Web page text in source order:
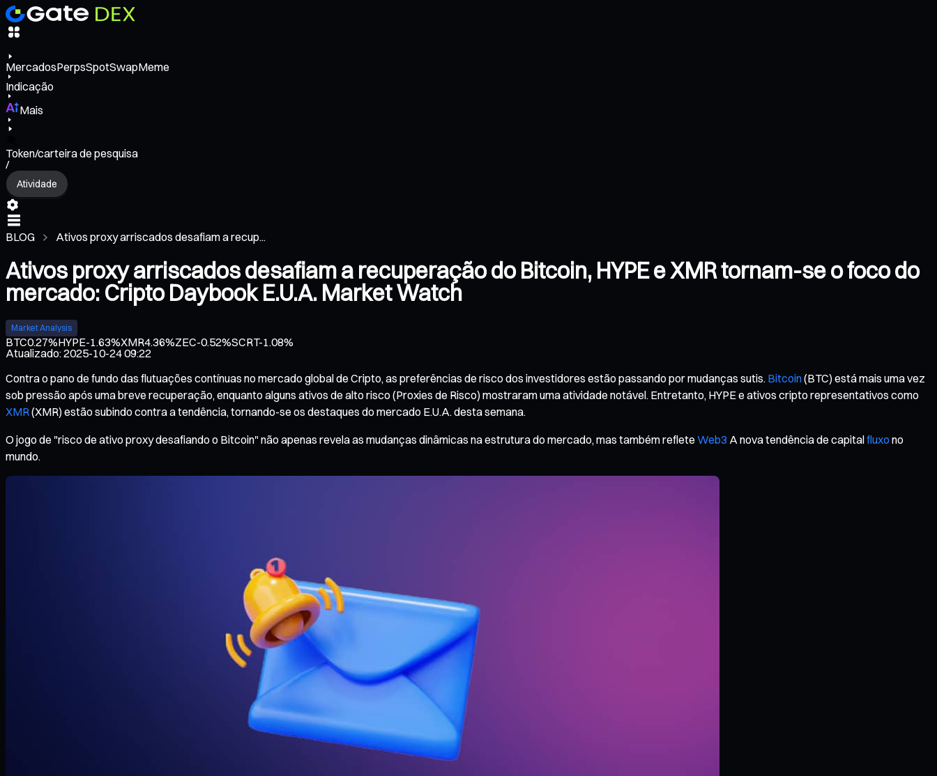
MercadosPerpsSpotSwapMeme
Indicação
Mais
Token/carteira de pesquisa
/
Atividade
BLOG Ativos proxy arriscados desafiam a recup...
Ativos proxy arriscados desafiam a recuperação do Bitcoin, HYPE e XMR tornam-se o foco do
mercado: Cripto Daybook E.U.A. Market Watch
Market Analysis
BTC0.27%HYPE-1.63%XMR4.36%ZEC-0.52%SCRT-1.08%
Atualizado:2025-10-24 09:22
Contra o pano de fundo das flutuações contínuas no mercado global de Cripto, as preferências de risco dos investidores estão passando por mudanças sutis. Bitcoin(BTC) está mais uma vez
sob pressão após uma breve recuperação, enquanto alguns ativos de alto risco (Proxies de Risco) mostraram uma atividade notável. Entretanto, HYPE e ativos cripto representativos como
XMR(XMR) estão subindo contra a tendência, tornando-se os destaques do mercado E.U.A. desta semana.
O jogo de "risco de ativo proxy desafiando o Bitcoin" não apenas revela as mudanças dinâmicas na estrutura do mercado, mas também reflete Web3 A nova tendência de capitalfluxono
mundo.